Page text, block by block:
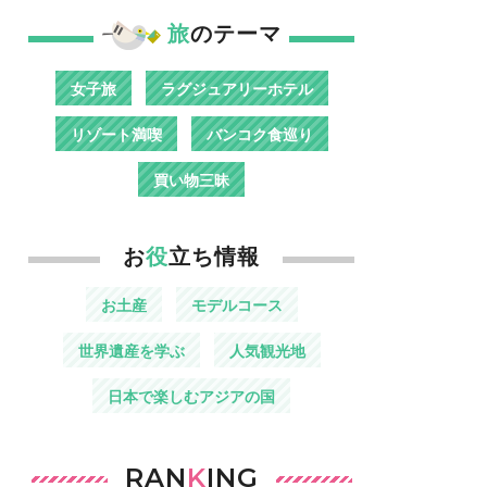
旅のテーマ
女子旅 ラグジュアリーホテル
リゾート満喫 バンコク食巡り
買い物三昧
お役立ち情報
お土産 モデルコース
世界遺産を学ぶ 人気観光地
日本で楽しむアジアの国
RANKING